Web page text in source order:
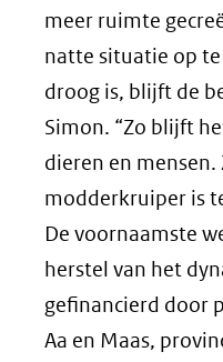
meer ruimte
natte situatie op
droog is, blijft de
Simon. “Zo blijft
dieren en mensen.
modderkruiper is
De voornaamste
herstel van het
gefinancierd door
Aa en Maas,